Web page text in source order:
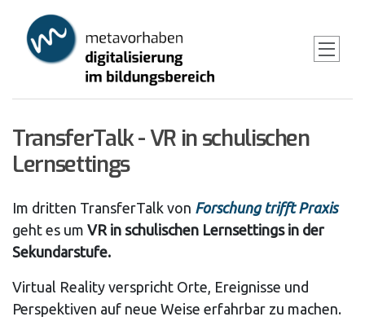
main
TransferTalk - VR in schulischen
Lernsettings
Im dritten TransferTalk von Forschung trifft Praxis
geht es um VR in schulischen Lernsettings in der
Sekundarstufe.
Virtual Reality verspricht Orte, Ereignisse und
Perspektiven auf neue Weise erfahrbar zu machen.